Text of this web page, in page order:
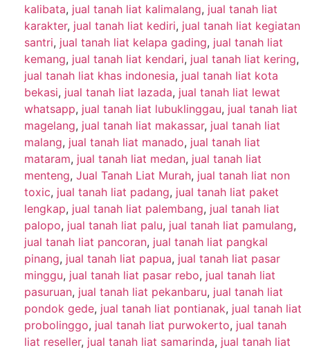
kalibata, jual tanah liat kalimalang, jual tanah liat
karakter, jual tanah liat kediri, jual tanah liat kegiatan
santri, jual tanah liat kelapa gading, jual tanah liat
kemang, jual tanah liat kendari, jual tanah liat kering,
jual tanah liat khas indonesia, jual tanah liat kota
bekasi, jual tanah liat lazada, jual tanah liat lewat
whatsapp, jual tanah liat lubuklinggau, jual tanah liat
magelang, jual tanah liat makassar, jual tanah liat
malang, jual tanah liat manado, jual tanah liat
mataram, jual tanah liat medan, jual tanah liat
menteng, Jual Tanah Liat Murah, jual tanah liat non
toxic, jual tanah liat padang, jual tanah liat paket
lengkap, jual tanah liat palembang, jual tanah liat
palopo, jual tanah liat palu, jual tanah liat pamulang,
jual tanah liat pancoran, jual tanah liat pangkal
pinang, jual tanah liat papua, jual tanah liat pasar
minggu, jual tanah liat pasar rebo, jual tanah liat
pasuruan, jual tanah liat pekanbaru, jual tanah liat
pondok gede, jual tanah liat pontianak, jual tanah liat
probolinggo, jual tanah liat purwokerto, jual tanah
liat reseller, jual tanah liat samarinda, jual tanah liat